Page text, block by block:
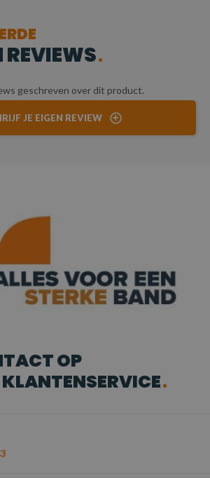
geschreven over dit product.
JE EIGEN REVIEW
OP